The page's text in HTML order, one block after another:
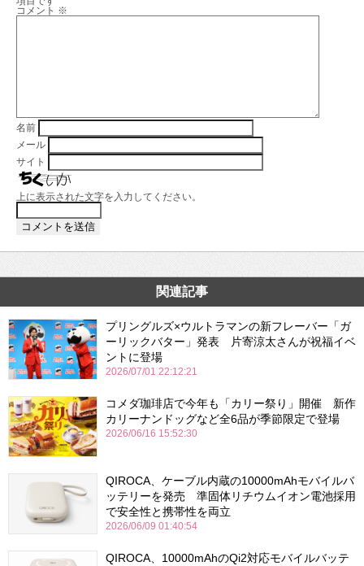
コメント ※
名前
メール
サイト
上に表示された文字を入力してください。
関連記事
プリングルズ×ウルトラマンの新フレーバー「ガ
ーリックバター」発表 片寄涼太さんが祝福イベ
ントに登場
2026/07/01 22:12:21
コメダ珈琲店で今年も「カリー祭り」開催 新作
カリーナンドッグなど全6品が季節限定で登場
2026/06/16 15:52:30
QIROCA、ケーブル内蔵の10000mAhモバイルバ
ッテリーを発売 準固体リチウムイオン電池採用
で安全性と携帯性を両立
2026/06/09 01:40:54
QIROCA、10000mAhのQi2対応モバイルバッテ